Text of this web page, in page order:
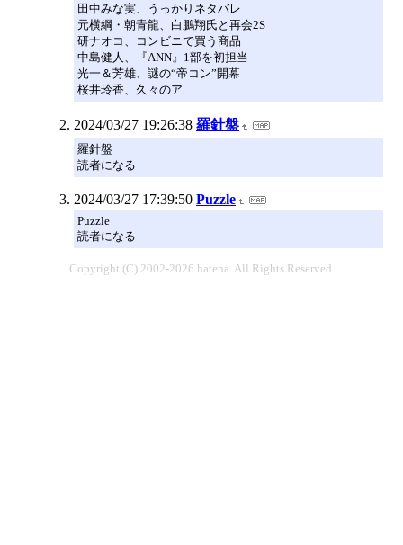
田中みな実、うっかりネタバレ
元横綱・朝青龍、白鵬翔氏と再会2S
研ナオコ、コンビニで買う商品
中島健人、『ANN』1部を初担当
光一＆芳雄、謎の“帝コン”開幕
桜井玲香、久々のア
2024/03/27 19:26:38 羅針盤
羅針盤
読者になる
2024/03/27 17:39:50 Puzzle
Puzzle
読者になる
Copyright (C) 2002-2026 hatena. All Rights Reserved.